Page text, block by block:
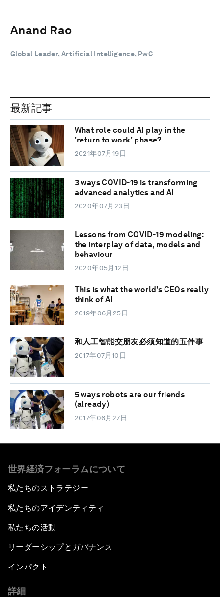
Anand Rao
Global Leader, Artificial Intelligence, PwC
最新記事
What role could AI play in the
'return to work' phase?
2021年07月19日
3 ways COVID-19 is transforming
advanced analytics and AI
2020年07月23日
Lessons from COVID-19 modeling:
the interplay of data, models and
behaviour
2020年05月12日
This is what the world's CEOs really
think of AI
2019年06月25日
和人工智能交朋友必须知道的五件事
2017年07月10日
5 ways robots are our friends
(already)
2017年06月27日
世界経済フォーラムについて
私たちのストラテジー
私たちのアイデンティティ
私たちの活動
リーダーシップとガバナンス
インパクト
詳細